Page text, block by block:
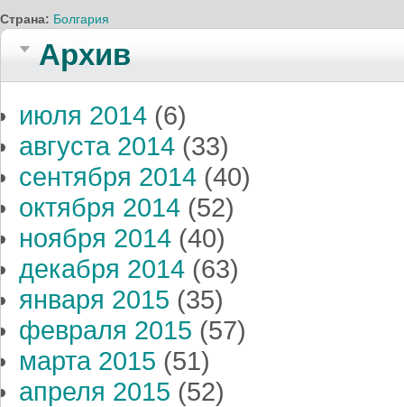
Страна: Болгария
Архив
июля 2014 (6)
августа 2014 (33)
сентября 2014 (40)
октября 2014 (52)
ноября 2014 (40)
декабря 2014 (63)
января 2015 (35)
февраля 2015 (57)
марта 2015 (51)
апреля 2015 (52)